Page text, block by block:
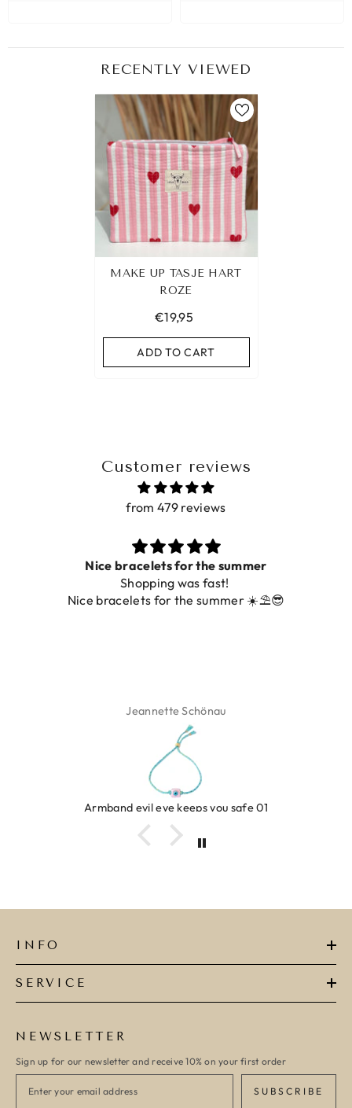
RECENTLY VIEWED
MAKE UP TASJE HART
ROZE
€19,95
ADD TO CART
Customer reviews
from 479 reviews
Nice bracelets for the summer
Shopping was fast!
Nice bracelets for the summer ☀️⛱️😎
Jeannette Schönau
Armband evil eye keeps you safe 01
INFO
SERVICE
NEWSLETTER
Sign up for our newsletter and receive 10% on your first order
SUBSCRIBE